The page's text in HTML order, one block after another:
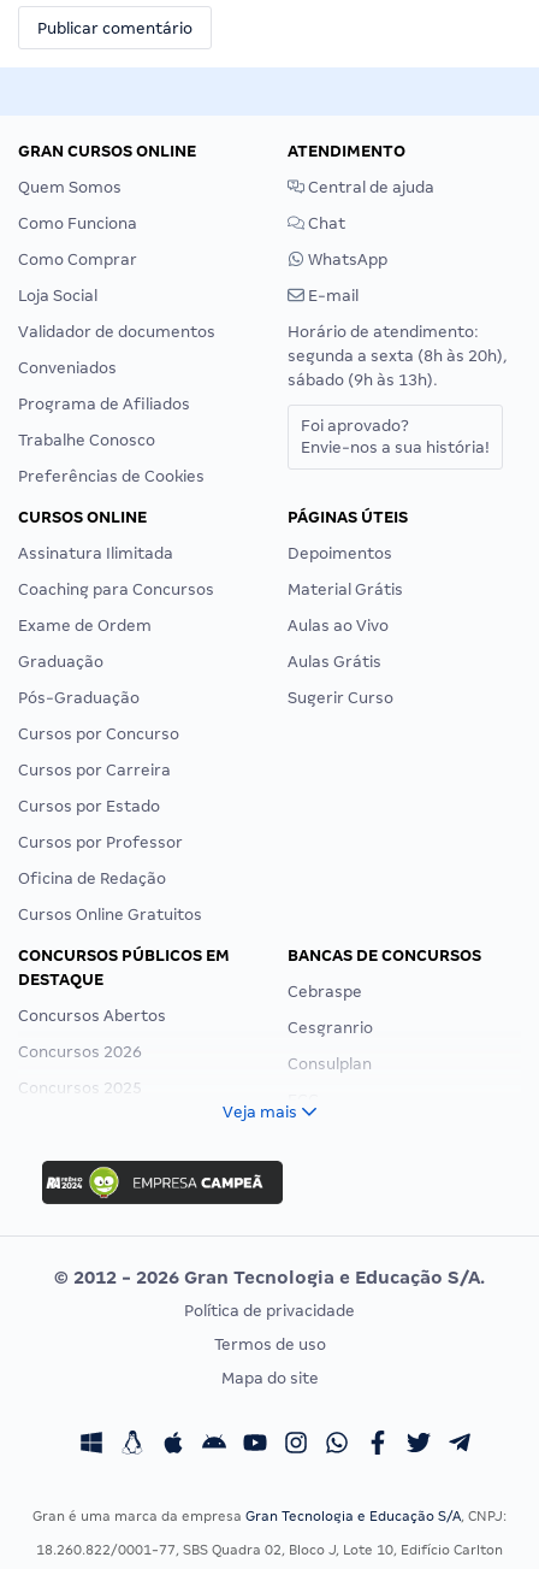
GRAN CURSOS ONLINE
Quem Somos
Como Funciona
Como Comprar
Loja Social
Validador de documentos
Conveniados
Programa de Afiliados
Trabalhe Conosco
Preferências de Cookies
ATENDIMENTO
Central de ajuda
Chat
WhatsApp
E-mail
Horário de atendimento:
segunda a sexta (8h às 20h),
sábado (9h às 13h).
Foi aprovado?
Envie-nos a sua história!
CURSOS ONLINE
Assinatura Ilimitada
Coaching para Concursos
Exame de Ordem
Graduação
Pós-Graduação
Cursos por Concurso
Cursos por Carreira
Cursos por Estado
Cursos por Professor
Oficina de Redação
Cursos Online Gratuitos
PÁGINAS ÚTEIS
Depoimentos
Material Grátis
Aulas ao Vivo
Aulas Grátis
Sugerir Curso
CONCURSOS PÚBLICOS EM
DESTAQUE
Concursos Abertos
Concursos 2026
Concursos 2025
Concurso Ibama
Concurso MPU
Editais publicados
BANCAS DE CONCURSOS
Cebraspe
Cesgranrio
Consulplan
Vunesp
CONCURSOS POR PROFISSÃO
Concursos Fiscais
EXAME DE ORDEM
Calendário OAB
Veja mais
© 2012 - 2026 Gran Tecnologia e Educação S/A.
Política de privacidade
Termos de uso
Mapa do site
Gran é uma marca da empresa Gran Tecnologia e Educação S/A, CNPJ:
18.260.822/0001-77, SBS Quadra 02, Bloco J, Lote 10, Edifício Carlton